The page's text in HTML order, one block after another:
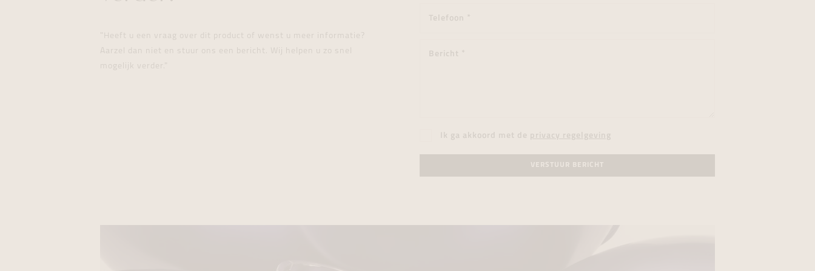
"Heeft u een vraag over dit product of wenst u meer informatie?
Aarzel dan niet en stuur ons een bericht. Wij helpen u zo snel
mogelijk verder."
Ik ga akkoord met de privacy regelgeving
VERSTUUR BERICHT